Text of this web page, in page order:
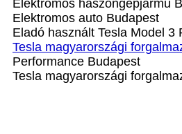
Elektromos haszongépjármű‎
Elektromos auto‎ Budapest
Eladó használt Tesla Model 3
Tesla magyarországi
Performance Budapest
Tesla magyarországi